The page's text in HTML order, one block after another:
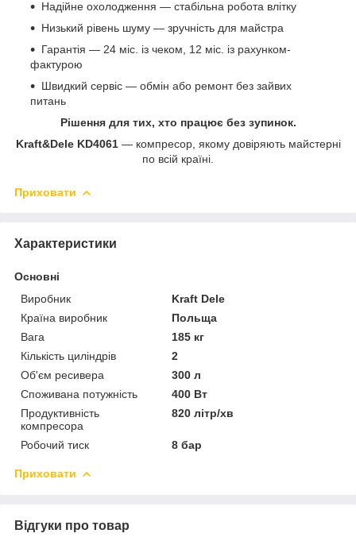
Надійне охолодження — стабільна робота влітку
Низький рівень шуму — зручність для майстра
Гарантія — 24 міс. із чеком, 12 міс. із рахунком-
фактурою
Швидкий сервіс — обмін або ремонт без зайвих
питань
Рішення для тих, хто працює без зупинок.
Kraft&Dele KD4061— компресор, якому довіряють майстерні
по всій країні.
Приховати
Характеристики
Основні
Виробник
Kraft Dele
Країна виробник
Польща
Вага
185 кг
Кількість циліндрів
2
Об'єм ресивера
300 л
Споживана потужність
400 Вт
Продуктивність
компресора
820 літр/хв
Робочий тиск 8 бар
Приховати
Відгуки про товар